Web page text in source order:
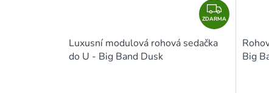
Z
D
ZDARMA
Luxusní modulová rohová sedačka
do U - Big Band Dusk
Big